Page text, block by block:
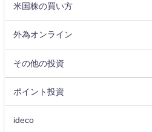
米国株の買い方
外為オンライン
その他の投資
ポイント投資
ideco